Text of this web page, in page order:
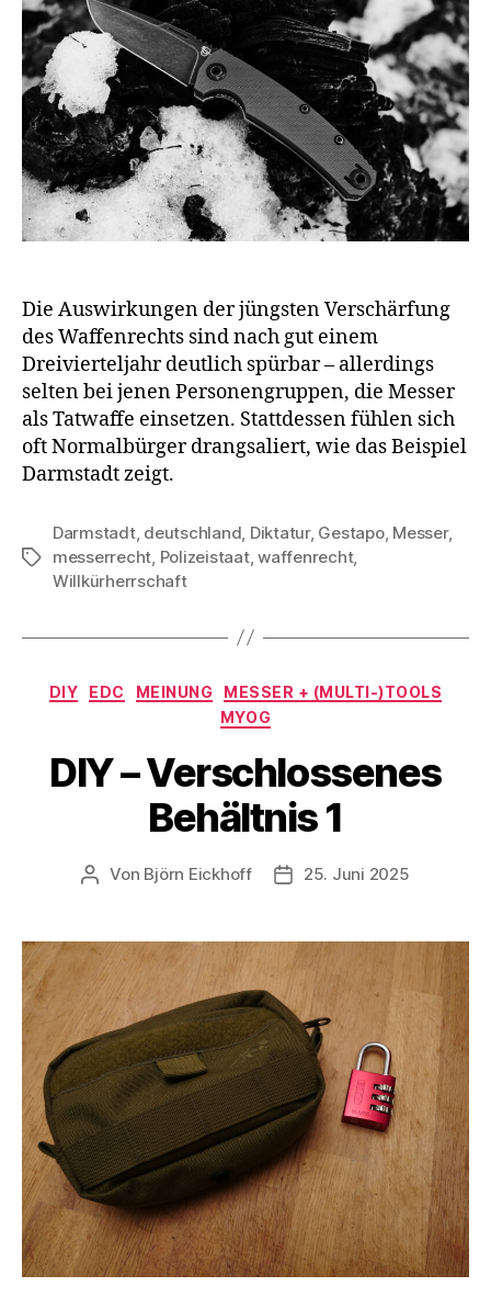
Die Auswirkungen der jüngsten Verschärfung
des Waffenrechts sind nach gut einem
Dreivierteljahr deutlich spürbar – allerdings
selten bei jenen Personengruppen, die Messer
als Tatwaffe einsetzen. Stattdessen fühlen sich
oft Normalbürger drangsaliert, wie das Beispiel
Darmstadt zeigt.
Schlagwörter
Darmstadt, deutschland, Diktatur, Gestapo, Messer,
messerrecht, Polizeistaat,waffenrecht,
Willkürherrschaft
Kategorien
DIY EDC MEINUNG
MESSER + (MULTI-)TOOLS
MYOG
DIY – Verschlossenes
Behältnis 1
Beitragsautor
Von Björn Eickhoff Veröffentlichungsdatum
25. Juni 2025